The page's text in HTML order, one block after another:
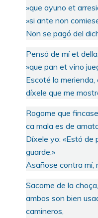
»que ayuno et
»si ante non
Non se pagó del
Pensó de mí et
»que pan et vino
Escoté la merienda,
díxele que me
Rogome que
ca mala es de
Díxele yo: «Estó de
guarde.»
Asañose contra mí,
Sacome de la
ambos son bien
camineros,